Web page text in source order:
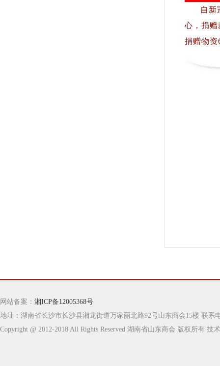
自新
心，捐赠
捐赠物资
网站备案： 湘ICP备12005368号
地址：湖南省长沙市长沙县湘龙街道万家丽北路92号山东商会15楼 联系
Copyright @ 2012-2018 All Rights Reserved 湖南省山东商会 版权所有 技